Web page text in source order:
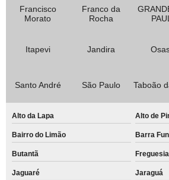
Francisco
Morato
Franco da
Rocha
Itapevi Jandira
Santo André São Paulo Taboão
Alto da Lapa Alto de
Bairro do Limão Barra
Butantã
Jaguaré Jaraguá